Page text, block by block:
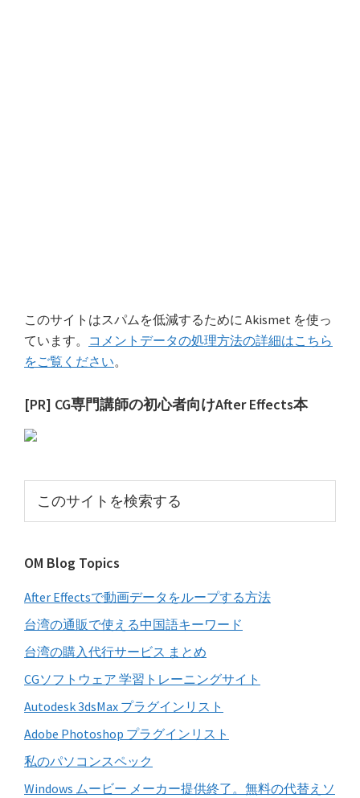
このサイトはスパムを低減するために Akismet を使っ
ています。 コメントデータの処理方法の詳細はこちら
をご覧ください。
最
初
サ
イ
バ
ー
[PR] CG専門講師の初心者向けAfter Effects本
ト
検
索
す
る
OM Blog Topics
After Effectsで動画データをループする方法
台湾の通販で使える中国語キーワード
台湾の購入代行サービス まとめ
CGソフトウェア 学習トレーニングサイト
Autodesk 3dsMax プラグインリスト
Adobe Photoshop プラグインリスト
私のパソコンスペック
Windows ムービー メーカー提供終了。無料の代替えソ